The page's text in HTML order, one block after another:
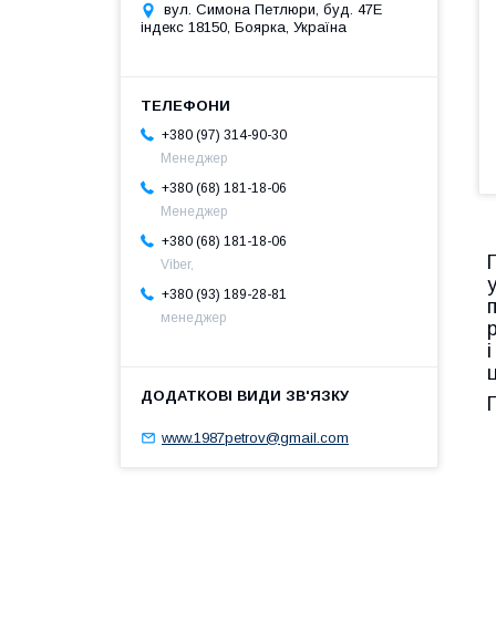
вул. Симона Петлюри, буд. 47Е
індекс 18150, Боярка, Україна
+380 (97) 314-90-30
Менеджер
+380 (68) 181-18-06
Менеджер
+380 (68) 181-18-06
Viber,
+380 (93) 189-28-81
менеджер
www.1987petrov@gmail.com